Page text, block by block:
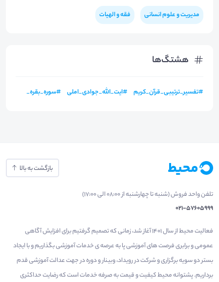
مدیریت و علوم انسانی فقه و الهیات
هشتگ‌ها
#تفسیر_ترتیبی_قرآن_کریم #ایت_الله_جوادی_املی #سوره_بقره_
بازگشت به بالا
تلفن واحد فروش (شنبه تا چهارشنبه از 08:00 الی 17:00)
021-57605999
فعالیت محیط از سال 1401 آغاز شد، زمانی که تصمیم گرفتیم برای افزایش آگاهی
عمومی و برابری فرصت های آموزشی پا به عرصه ی خدمات آموزشی بگذاریم و با ایجاد
بستر دو سویه برگزاری و شرکت در رویداد، وبینار و دوره در جهت عدالت آموزشی قدم
برداریم. پشتوانه محیط کیفیت و قیمت به صرفه خدمات است که رضایت حداکثری